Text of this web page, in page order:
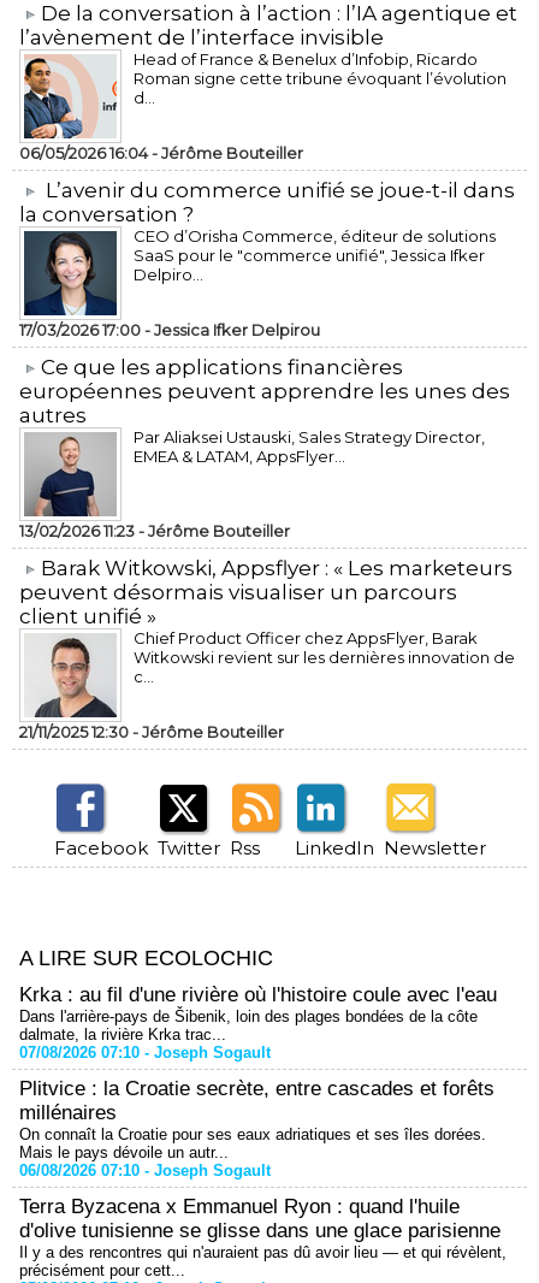
​De la conversation à l’action : l’IA agentique et
l’avènement de l’interface invisible
Head of France & Benelux d’Infobip, Ricardo
Roman signe cette tribune évoquant l’évolution
d...
06/05/2026 16:04 -Jérôme Bouteiller
L’avenir du commerce unifié se joue-t-il dans
la conversation ?
CEO d’Orisha Commerce, éditeur de solutions
SaaS pour le "commerce unifié", Jessica Ifker
Delpiro...
17/03/2026 17:00 -Jessica Ifker Delpirou
​Ce que les applications financières
européennes peuvent apprendre les unes des
autres
Par Aliaksei Ustauski, Sales Strategy Director,
EMEA & LATAM, AppsFlyer...
13/02/2026 11:23 -Jérôme Bouteiller
​Barak Witkowski, Appsflyer : « Les marketeurs
peuvent désormais visualiser un parcours
client unifié »
Chief Product Officer chez AppsFlyer, ​Barak
Witkowski revient sur les dernières innovation de
c...
21/11/2025 12:30 -Jérôme Bouteiller
Facebook Twitter Rss LinkedIn Newsletter
A LIRE SUR ECOLOCHIC
Krka : au fil d'une rivière où l'histoire coule avec l'eau
Dans l'arrière-pays de Šibenik, loin des plages bondées de la côte
dalmate, la rivière Krka trac...
07/08/2026 07:10 - Joseph Sogault
Plitvice : la Croatie secrète, entre cascades et forêts
millénaires
On connaît la Croatie pour ses eaux adriatiques et ses îles dorées.
Mais le pays dévoile un autr...
06/08/2026 07:10 - Joseph Sogault
Terra Byzacena x Emmanuel Ryon : quand l'huile
d'olive tunisienne se glisse dans une glace parisienne
Il y a des rencontres qui n'auraient pas dû avoir lieu — et qui révèlent,
précisément pour cett...